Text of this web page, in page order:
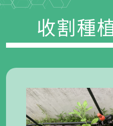
收割種